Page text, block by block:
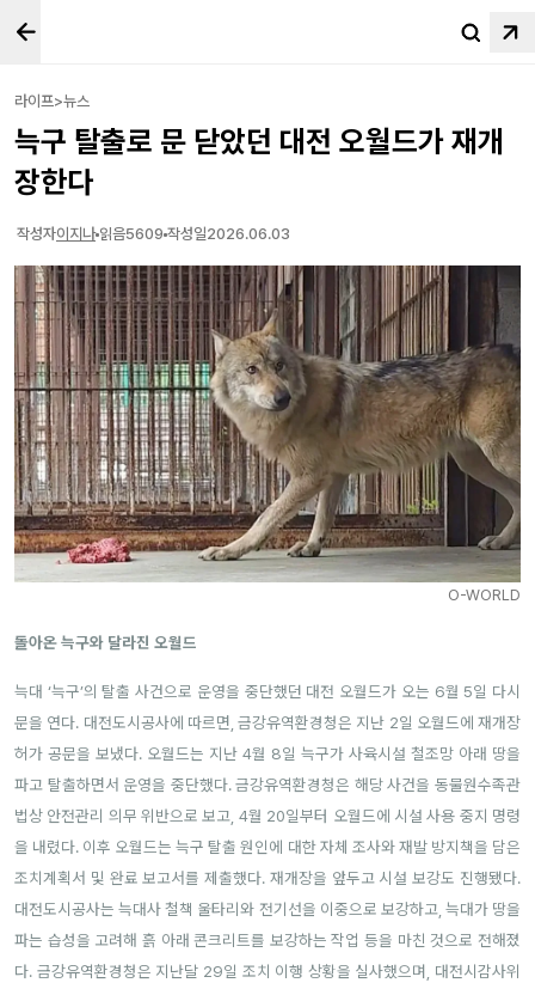
라이프>뉴스
늑구 탈출로 문 닫았던 대전 오월드가 재개
장한다
작성자이지나 읽음5609 작성일2026.06.03
O-WORLD
돌아온 늑구와 달라진 오월드
늑대 ‘늑구’의 탈출 사건으로 운영을 중단했던 대전 오월드가 오는 6월 5일 다시
문을 연다. 대전도시공사에 따르면, 금강유역환경청은 지난 2일 오월드에 재개장
허가 공문을 보냈다. 오월드는 지난 4월 8일 늑구가 사육시설 철조망 아래 땅을
파고 탈출하면서 운영을 중단했다. 금강유역환경청은 해당 사건을 동물원수족관
법상 안전관리 의무 위반으로 보고, 4월 20일부터 오월드에 시설 사용 중지 명령
을 내렸다. 이후 오월드는 늑구 탈출 원인에 대한 자체 조사와 재발 방지책을 담은
조치계획서 및 완료 보고서를 제출했다. 재개장을 앞두고 시설 보강도 진행됐다.
대전도시공사는 늑대사 철책 울타리와 전기선을 이중으로 보강하고, 늑대가 땅을
파는 습성을 고려해 흙 아래 콘크리트를 보강하는 작업 등을 마친 것으로 전해졌
다. 금강유역환경청은 지난달 29일 조치 이행 상황을 실사했으며, 대전시감사위